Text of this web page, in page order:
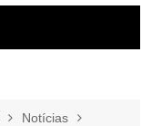
Notícias